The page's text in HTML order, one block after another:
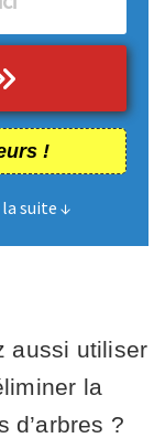
!
suite ↓
aussi utiliser
la
d’arbres ?